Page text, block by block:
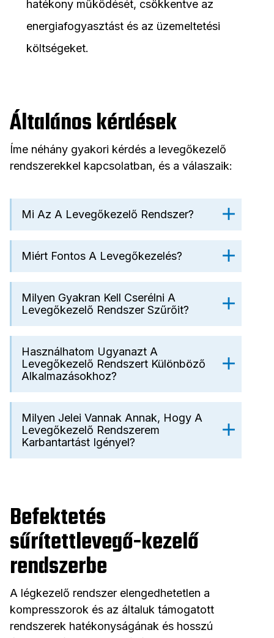
hatékony működését, csökkentve az
energiafogyasztást és az üzemeltetési
költségeket.
Általános kérdések
Íme néhány gyakori kérdés a levegőkezelő
rendszerekkel kapcsolatban, és a válaszaik:
Mi Az A Levegőkezelő Rendszer?
Miért Fontos A Levegőkezelés?
Milyen Gyakran Kell Cserélni A
Levegőkezelő Rendszer Szűrőit?
Használhatom Ugyanazt A
Levegőkezelő Rendszert Különböző
Alkalmazásokhoz?
Milyen Jelei Vannak Annak, Hogy A
Levegőkezelő Rendszerem
Karbantartást Igényel?
Befektetés
sűrítettlevegő-kezelő
rendszerbe
A légkezelő rendszer elengedhetetlen a
kompresszorok és az általuk támogatott
rendszerek hatékonyságának és hosszú